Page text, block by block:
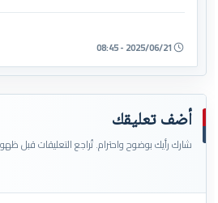
2025/06/21 - 08:45
أضف تعليقك
شارك رأيك بوضوح واحترام. تُراجع التعليقات قبل